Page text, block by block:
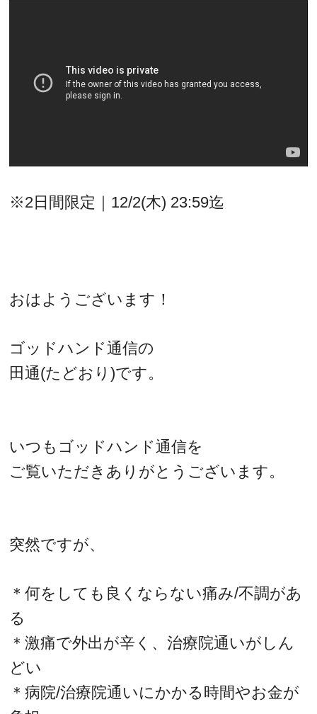
※2日間限定｜12/2(木) 23:59迄
おはようございます！
ゴッドハンド通信の
田通(たどおり)です。
いつもゴッドハンド通信を
ご覧いただきありがとうございます。
突然ですが、
＊何をしても良くならない痛み/不調があ
る
＊激痛で外出が辛く、治療院通いがしん
どい
＊病院/治療院通いにかかる時間やお金が